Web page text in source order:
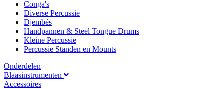
Conga's
Diverse Percussie
Djembés
Handpannen & Steel Tongue Drums
Kleine Percussie
Percussie Standen en Mounts
Onderdelen
Blaasinstrumenten
Accessoires